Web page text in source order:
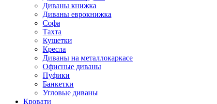
Диваны книжка
Диваны еврокнижка
Софа
Тахта
Кушетки
Кресла
Диваны на металлокаркасе
Офисные диваны
Пуфики
Банкетки
Угловые диваны
Кровати